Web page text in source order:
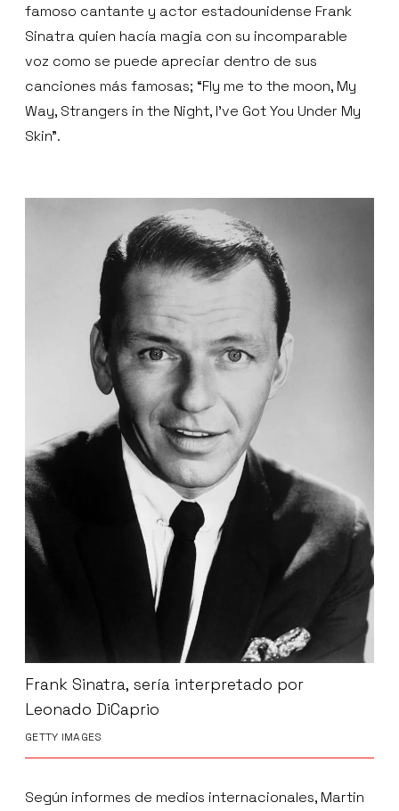
famoso cantante y actor estadounidense Frank
Sinatra quien hacía magia con su incomparable
voz como se puede apreciar dentro de sus
canciones más famosas; “Fly me to the moon, My
Way, Strangers in the Night, I’ve Got You Under My
Skin”.
Frank Sinatra, sería interpretado por
Leonado DiCaprio
GETTY IMAGES
Según informes de medios internacionales, Martin